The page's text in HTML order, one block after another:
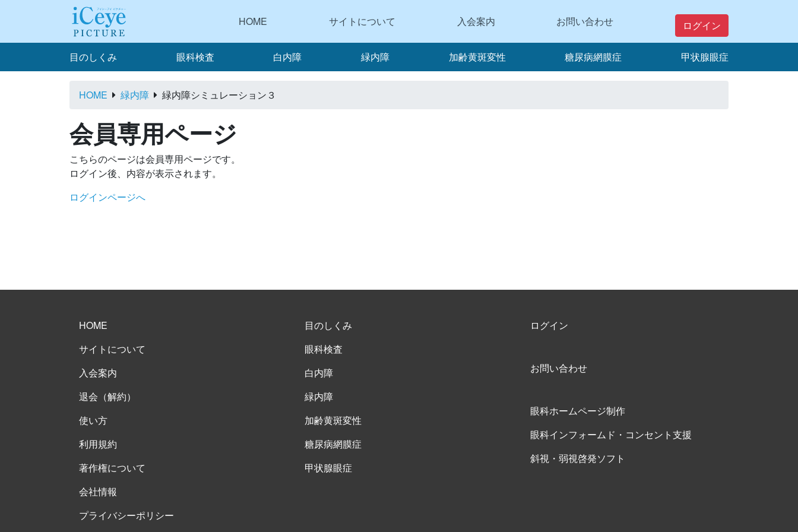
HOME サイトについて 入会案内 お問い合わせ ログイン
目のしくみ 眼科検査 白内障 緑内障 加齢黄斑変性 糖尿病網膜症 甲状腺眼症
HOME 緑内障 緑内障シミュレーション３
会員専用ページ
こちらのページは会員専用ページです。
ログイン後、内容が表示されます。
ログインページへ
HOME
サイトについて
入会案内
退会（解約）
使い方
利用規約
著作権について
会社情報
プライバシーポリシー
目のしくみ
眼科検査
白内障
緑内障
加齢黄斑変性
糖尿病網膜症
甲状腺眼症
ログイン
お問い合わせ
眼科ホームページ制作
眼科インフォームド・コンセント支援
斜視・弱視啓発ソフト